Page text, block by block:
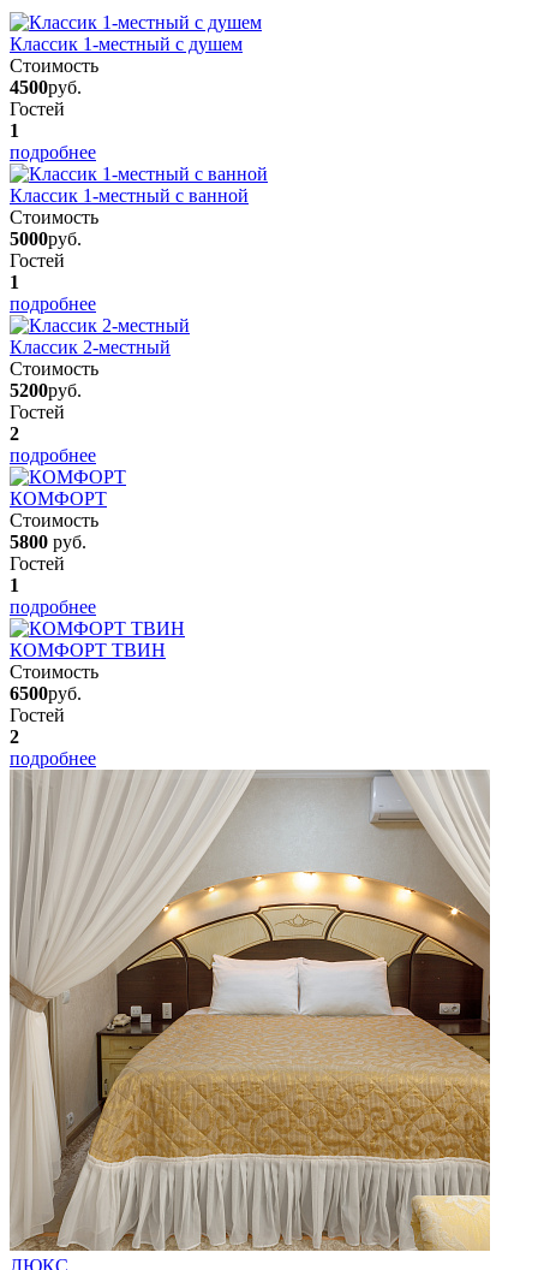
Классик 1-местный с душем
Стоимость
4500руб.
Гостей
1
подробнее
Классик 1-местный с ванной
Стоимость
5000руб.
Гостей
1
подробнее
Классик 2-местный
Стоимость
5200руб.
Гостей
2
подробнее
КОМФОРТ
Стоимость
5800 руб.
Гостей
1
подробнее
КОМФОРТ ТВИН
Стоимость
6500руб.
Гостей
2
подробнее